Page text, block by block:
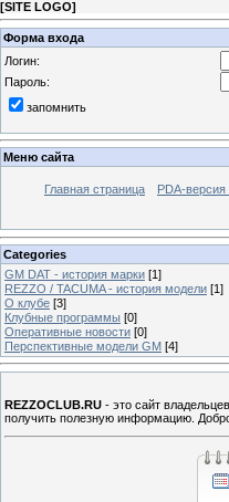
[SITE LOGO]
Форма входа
Логин:
Пароль:
запомнить
Меню сайта
Главная страница PDA-версия
Categories
GM DAT - история марки [1]
REZZO / TACUMA - история модели [1]
О клубе [3]
Клубные программы [0]
Оперативные новости [0]
Перспективные модели GM [4]
REZZOCLUB.RU - это сайт
получить полезную информацию.